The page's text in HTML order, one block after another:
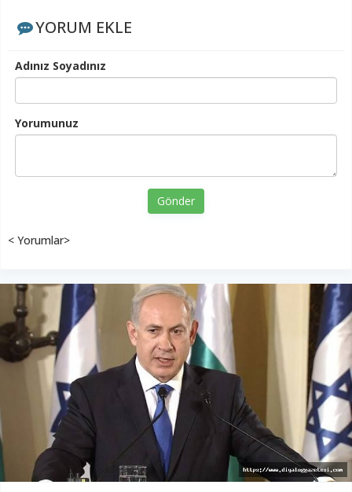
YORUM EKLE
Adınız Soyadınız
Yorumunuz
Gönder
< Yorumlar>